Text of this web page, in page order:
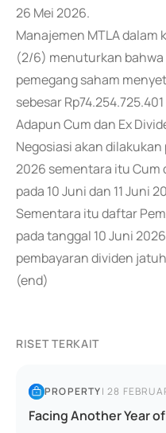
26 Mei 2026.
Manajemen MTLA
(2/6) menuturkan bahwa
pemegang saham
sebesar
Adapun Cum dan Ex
Negosiasi akan
2026 sementara itu Cum
pada 10 Juni dan 11 Juni
Sementara itu daftar
pada tanggal 10 Juni
pembayaran dividen
(end)
RISET TERKAIT
PROPERTY|28
Facing Another Year